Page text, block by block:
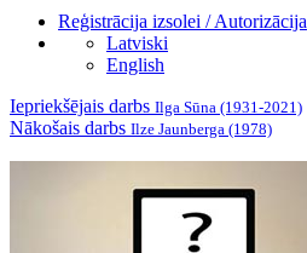
Reģistrācija izsolei / Autorizācija
Latviski
English
Iepriekšējais darbs Ilga Sūna (1931-2021)
Nākošais darbs Ilze Jaunberga (1978)